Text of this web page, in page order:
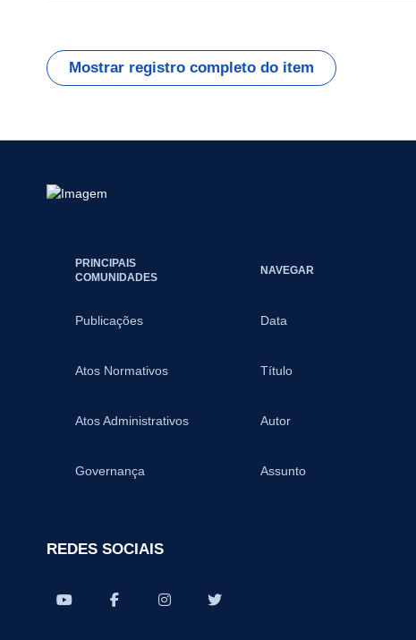
Mostrar registro completo do item
PRINCIPAIS
COMUNIDADES
Publicações
Atos Normativos
Atos Administrativos
Governança
NAVEGAR
Data
Título
Autor
Assunto
REDES SOCIAIS